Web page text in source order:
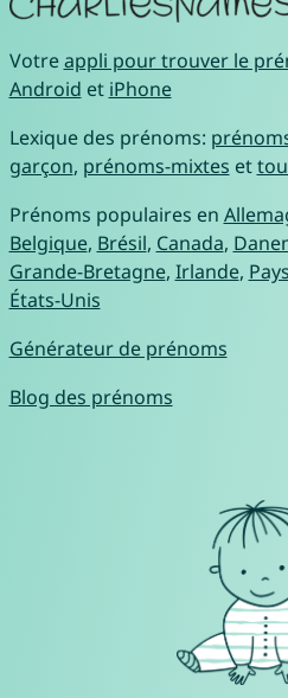
Votreappli pour trouver le
Android et iPhone
Lexique des prénoms:
garçon, prénoms-mixtes et
Prénoms populaires en
Belgique, Brésil, Canada,
Grande-Bretagne, Irlande,
États-Unis
Générateur de prénoms
Blog des prénoms